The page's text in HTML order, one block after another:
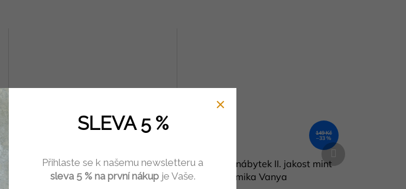
Úchytka na nábytek kobalt větrník
keramika Vanya
149 Kč
–33 %
Úchytka na nábytek II. jakost mint
hladká keramika Vanya
Další
produkt
SLEVA 5 %
Přihlaste se k našemu newsletteru a
sleva 5 % na první nákupje Vaše.